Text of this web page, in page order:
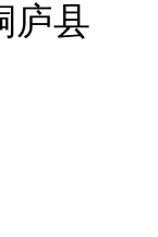
庐县